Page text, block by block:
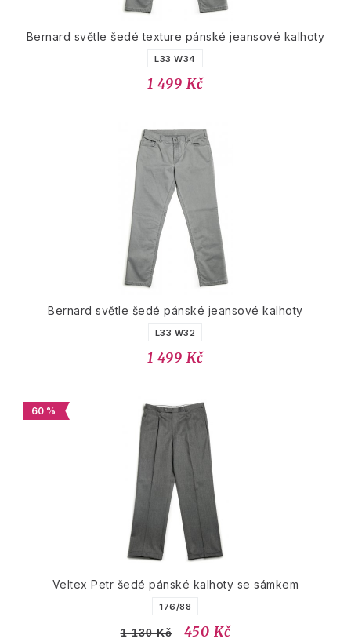
Bernard světle šedé texture pánské jeansové kalhoty
L33 W34
1 499 Kč
Bernard světle šedé pánské jeansové kalhoty
L33 W32
1 499 Kč
60 %
Veltex Petr šedé pánské kalhoty se sámkem
176/88
1 130 Kč 450 Kč